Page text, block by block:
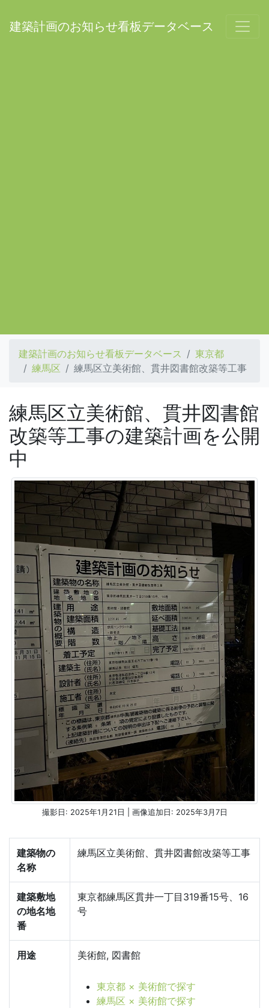
建築計画のお知らせ看板データベース
建築計画のお知らせ看板データベース
東京都
練馬区
練馬区立美術館、貫井図書館改築等工事
練馬区立美術館、貫井図書館
改築等工事の建築計画を公開
中
撮影日: 2025年1月21日 | 画像追加日: 2025年3月7日
建築物の
名称
練馬区立美術館、貫井図書館改築等工事
建築敷地
の地名地
番
東京都練馬区貫井一丁目319番15号、16
号
用途 美術館, 図書館
東京都 × 美術館で探す
練馬区 × 美術館で探す